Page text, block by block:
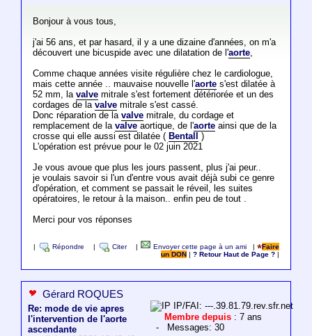
Bonjour à vous tous,
j'ai 56 ans, et par hasard, il y a une dizaine d'années, on m'a
découvert une bicuspide avec une dilatation de l'aorte,
Comme chaque années visite régulière chez le cardiologue,
mais cette année .. mauvaise nouvelle l'aortes'est dilatée à
52 mm, la valvemitrale s'est fortement détériorée et un des
cordages de la valvemitrale s'est cassé.
Donc réparation de la valvemitrale, du cordage et
remplacement de la valveaortique, de l'aorteainsi que de la
crosse qui elle aussi est dilatée ( Bentall
)
L'opération est prévue pour le 02 juin 2021
Je vous avoue que plus les jours passent, plus j'ai peur..
je voulais savoir si l'un d'entre vous avait déjà subi ce genre
d'opération, et comment se passait le réveil, les suites
opératoires, le retour à la maison.. enfin peu de tout .
Merci pour vos réponses
Répondre Citer Envoyer cette page à un ami |
Faire
un DON
|? Retour Haut de Page ?
Gérard ROQUES
Re: mode de vie apres
l'intervention de l'aorte
ascendante
IP/FAI: ---.39.81.79.rev.sfr.net
Membre depuis : 7 ans
- Messages: 30